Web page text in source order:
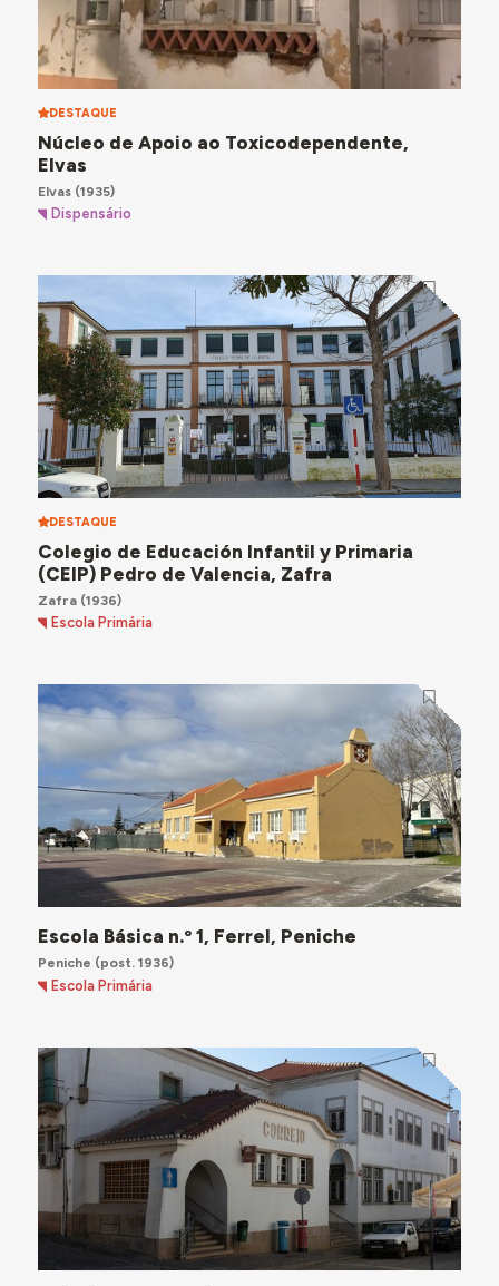
DESTAQUE
Núcleo de Apoio ao Toxicodependente,
Elvas
Elvas(1935)
Dispensário
DESTAQUE
Colegio de Educación Infantil y Primaria
(CEIP) Pedro de Valencia, Zafra
Zafra(1936)
Escola Primária
Escola Básica n.º 1, Ferrel, Peniche
Peniche (post. 1936)
Escola Primária